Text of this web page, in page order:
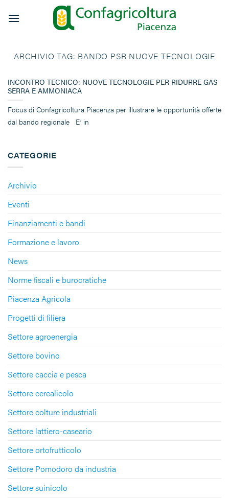
ARCHIVIO TAG: BANDO PSR NUOVE TECNOLOGIE
CATEGORIE
Archivio
Eventi
Finanziamenti e bandi
Formazione e lavoro
News
Norme fiscali e burocratiche
Piacenza Agricola
Progetti di filiera
Settore agroenergia
Settore bovino
Settore caccia e pesca
Settore cerealicolo
Settore colture industriali
Settore lattiero-caseario
Settore ortofrutticolo
Settore Pomodoro da industria
Settore suinicolo
INCONTRO TECNICO: NUOVE TECNOLOGIE PER RIDURRE GAS
SERRA E AMMONIACA
Focus di Confagricoltura Piacenza per illustrare le opportunità offerte
dal bando regionale E’ in